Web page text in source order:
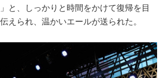
と、しっかりと時間をかけて復帰を目
えられ、温かいエールが送られた。